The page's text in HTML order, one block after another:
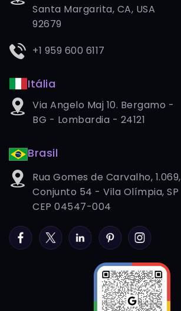
Santa Margarita, CA, USA
92679
+1 959 600 6117
Itália
Via Angelo Maj 10. Bergamo -
BG - Lombardia - 24121
Brasil
Rua Gomes de Carvalho, 1.069,
Conjunto 54 - Vila Olímpia, SP
CEP 04547-004
FacebookTwitterLinkedInPinterestInstagram